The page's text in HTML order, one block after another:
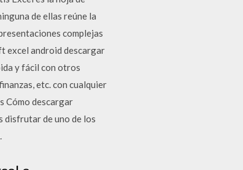
de ellas reúne la
complejas
excel android descargar
y fácil con otros
etc. con cualquier
Cómo descargar
disfrutar de uno de los